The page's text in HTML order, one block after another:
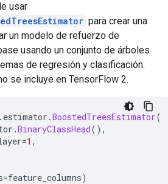
usar
para crear una
un modelo de refuerzo de
usando un conjunto de árboles
de regresión y clasificación.
se incluye en TensorFlow 2.
. estimator .BoostedTreesEstimator(
.BinaryClassHead(),
=1 ,
=feature_columns)